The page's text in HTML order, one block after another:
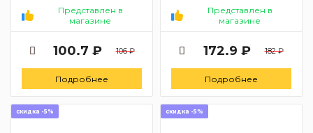
Представлен в
магазине
100.7 ₽ 106 ₽
Подробнее
Представлен в
магазине
172.9 ₽ 182 ₽
Подробнее
скидка -5% скидка -5%